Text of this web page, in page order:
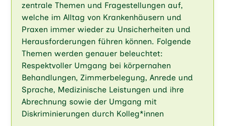
zentrale Themen und Fragestellungen auf,
welche im Alltag von Krankenhäusern und
Praxen immer wieder zu Unsicherheiten und
Herausforderungen führen können. Folgende
Themen werden genauer beleuchtet:
Respektvoller Umgang bei körpernahen
Behandlungen, Zimmerbelegung, Anrede und
Sprache, Medizinische Leistungen und ihre
Abrechnung sowie der Umgang mit
Diskriminierungen durch Kolleg*innen